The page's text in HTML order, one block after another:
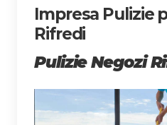
Impresa Pulizie
Rifredi
Pulizie Negozi